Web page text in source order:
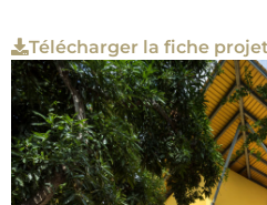
Télécharger la fiche